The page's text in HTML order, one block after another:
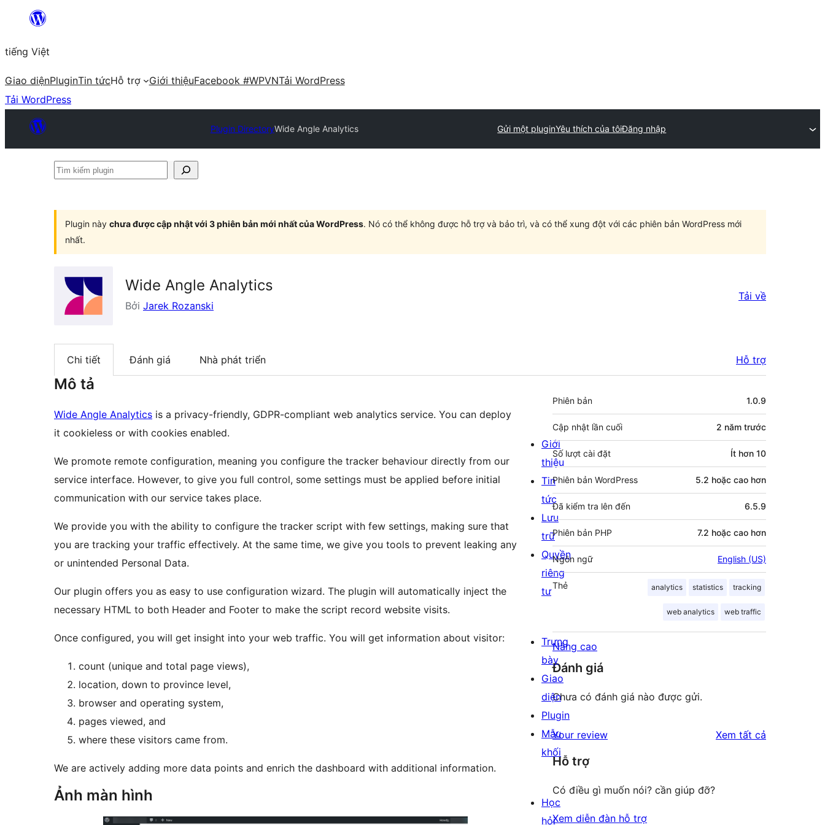
Chuyển
phần
nội
dung
tiếng Việt
Giao diệnPluginTin tứcHỗ trợ Giới thiệuFacebook #WPVNTải WordPress
Tải WordPress
Plugin DirectoryWide Angle Analytics Gửi một pluginYêu thích của tôiĐăng nhập
Tìm
Plugin này chưa được cập nhật với 3 phiên bản mới nhất của WordPress. Nó có thể không được hỗ trợ và bảo trì, và có thể xung đột với các phiên bản WordPress mới
nhất.
Wide Angle Analytics
Bởi Jarek Rozanski
Tải về
Chi tiết Đánh giá Nhà phát triển Hỗ trợ
Mô tả
Wide Angle Analytics is a privacy-friendly, GDPR-compliant web analytics service. You can deploy
it cookieless or with cookies enabled.
We promote remote configuration, meaning you configure the tracker behaviour directly from our
service interface. However, to give you full control, some settings must be applied before initial
communication with our service takes place.
We provide you with the ability to configure the tracker script with few settings, making sure that
you are tracking your traffic effectively. At the same time, we give you tools to prevent leaking any
or unintended Personal Data.
Our plugin offers you as easy to use configuration wizard. The plugin will automatically inject the
necessary HTML to both Header and Footer to make the script record website visits.
Once configured, you will get insight into your web traffic. You will get information about visitor:
count (unique and total page views),
location, down to province level,
browser and operating system,
pages viewed, and
where these visitors came from.
We are actively adding more data points and enrich the dashboard with additional information.
Ảnh màn hình
Meta
Phiên bản 1.0.9
Cập nhật lần cuối 2 năm trước
Số lượt cài đặt Ít hơn 10
Phiên bản WordPress 5.2 hoặc cao hơn
Đã kiểm tra lên đến 6.5.9
Phiên bản PHP 7.2 hoặc cao hơn
Ngôn ngữ English (US)
Thẻ analytics statistics tracking
web analytics web traffic
Nâng cao
Đánh giá
Chưa có đánh giá nào được gửi.
Your review Xem tất cả
Hỗ trợ
Có điều gì muốn nói? cần giúp đỡ?
Xem diễn đàn hỗ trợ
Giới
thiệu
Tin
tức
Lưu
trữ
Quyền
riêng
tư
Trưng
bày
Giao
diện
Plugin
Mẫu
khối
Học
hỏi